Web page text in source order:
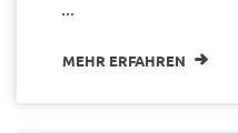
...
MEHR ERFAHREN